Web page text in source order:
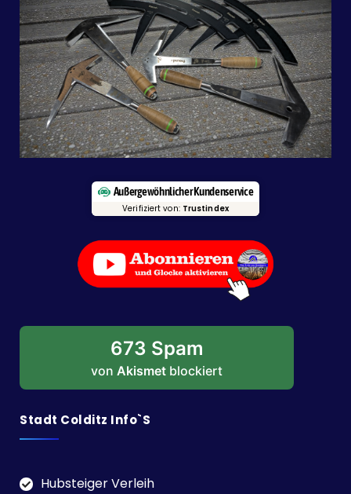
Außergewöhnlicher Kundenservice
Verifiziert von: Trustindex
673 Spam
von Akismet blockiert
Stadt Colditz Info`s
Hubsteiger Verleih